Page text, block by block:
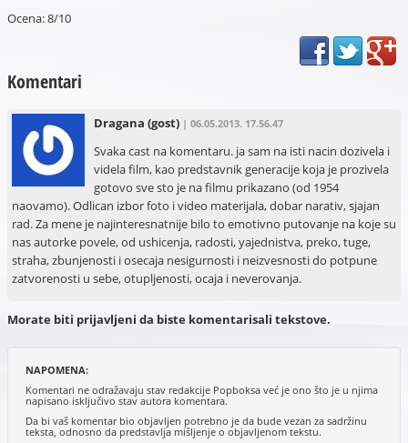
Ocena: 8/10
Komentari
Dragana (gost) | 06.05.2013. 17.56.47
Svaka cast na komentaru. ja sam na isti nacin dozivela i
videla film, kao predstavnik generacije koja je prozivela
gotovo sve sto je na filmu prikazano (od 1954
naovamo). Odlican izbor foto i video materijala, dobar narativ, sjajan
rad. Za mene je najinteresnatnije bilo to emotivno putovanje na koje su
nas autorke povele, od ushicenja, radosti, yajednistva, preko, tuge,
straha, zbunjenosti i osecaja nesigurnosti i neizvesnosti do potpune
zatvorenosti u sebe, otupljenosti, ocaja i neverovanja.
Morate biti prijavljeni da biste komentarisali tekstove.
NAPOMENA:
Komentari ne odražavaju stav redakcije Popboksa već je ono što je u njima
napisano isključivo stav autora komentara.
Da bi vaš komentar bio objavljen potrebno je da bude vezan za sadržinu
teksta, odnosno da predstavlja mišljenje o objavljenom tekstu.